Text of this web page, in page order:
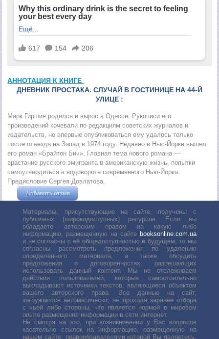
АННОТАЦИЯ К КНИГЕ
ДНЕВНИК ПРОСТАКА. СЛУЧАЙ В ГОСТИНИЦЕ НА 44-Й
УЛИЦЕ :
Марк Гиршин родился и вырос в Одессе. Рукописи его
произведений кочевали по редакциям советских журналов и
издательств, но впервые опубликоваться ему удалось только
после отъезда на Запад в 1974 году. Недавно в Нью-Йорке вышел
его роман «Брайтон Бич». Главная тема нового романа —
врастание русского эмигранта в американскую жизнь, попытки
самоутвердиться в водовороте современного Нью-Йорка.
Предисловие Сергея Довлатова.
Добавить отзыв
Материалы, присутствующие на сайте, получены с
публичных (широкодоступных) ресурсов. Если вы
обладаете авторским правом на какую либо
информацию, размещенную на сайте booksonline.com.ua
и не согласны с её общедоступностью в будущем, то мы
согласны рассмотреть предложения по удалению
определенного материала, а также обсудить
предложения о договоренностях, разрешающих
использовать данный контент. Мы не отслеживаем
действия пользователей, которые самостоятельно
выкладывают источники текстов, являющиеся объектом
вашего авторского права. Все данные на сайт,
загружаются автоматически, не проходя заранее отбора
с чьей либо стороны, что является нормой в мировом
опыте размещения информации в сети интернет.
Не смотря на это, при возникновении у Вас вопросов
касательно ссылок на информацию, размещенную на
нашем сайте, правообладателями которой Вы являетесь,